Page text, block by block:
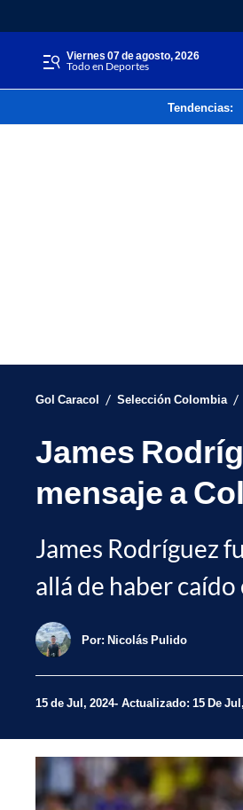
viernes 07 de agosto, 2026
Todo en Deportes
Tendencias:
Gol Caracol / Selección Colombia /
James
mensaje a
James Rodríguez
allá de haber
Por: Nicolás Pulido
15 de Jul, 2024 Actualizado: 15 De